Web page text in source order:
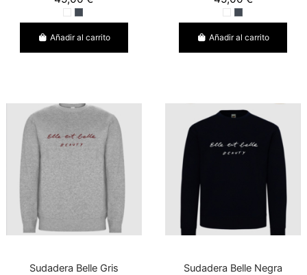
Añadir al carrito Añadir al carrito
Sudadera Belle Gris Sudadera Belle Negra